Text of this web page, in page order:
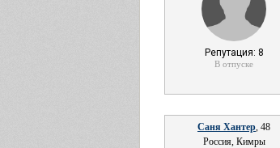
Репутация: 8
В отпуске
Саня Хантер, 48
Россия, Кимры